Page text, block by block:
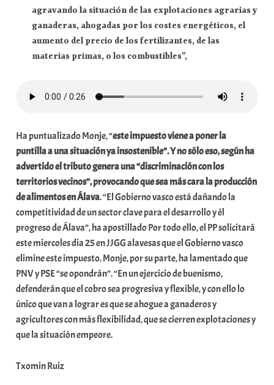
agravando la situación de las explotaciones agrarias y
ganaderas, ahogadas por los costes energéticos, el
aumento del precio de los fertilizantes, de las
materias primas, o los combustibles”,
Ha puntualizado Monje, “este impuesto viene a poner la
puntilla a una situación ya insostenible”. Y no sólo eso, según ha
advertido el tributo genera una “discriminación con los
territorios vecinos”, provocando que sea más cara la producción
de alimentos en Álava. “El Gobierno vasco está dañando la
competitividad de un sector clave para el desarrollo y él
progreso de Álava”, ha apostillado Por todo ello, el PP solicitará
este miercoles dia 25 en JJGG alavesas que el Gobierno vasco
elimine este impuesto. Monje, por su parte, ha lamentado que
PNV y PSE “se opondrán”. “En un ejercicio de buenismo,
defenderán que el cobro sea progresiva y flexible, y con ello lo
único que van a lograr es que se ahogue a ganaderos y
agricultores con más flexibilidad, que se cierren explotaciones y
que la situación empeore.
Txomin Ruiz